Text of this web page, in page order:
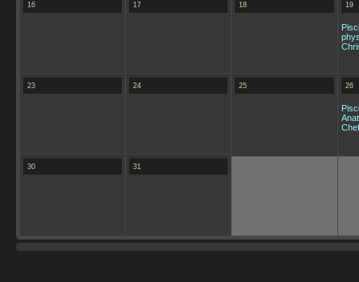
16 17 18 19
23 24 25 26
30 31